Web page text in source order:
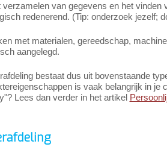
van gegevens en het vinden
redenerend. (Tip: onderzoek jezelf;
met materialen, gereedschap,
aangelegd.
bestaat dus uit bovenstaande
is vaak belangrijk in je
Lees dan verder in het artikel